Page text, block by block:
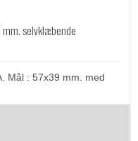
selvklæbende
Mål : 57x39 mm. med